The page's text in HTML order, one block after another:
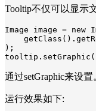
Tooltip不仅可以显示
Image image = new
);
通过setGraphic来设置
运行效果如下: